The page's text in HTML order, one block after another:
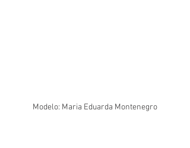
Modelo: Maria Eduarda Montenegro